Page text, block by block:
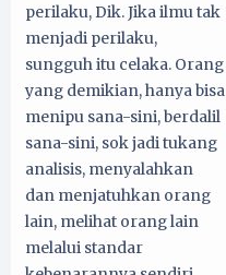
perilaku, Dik. Jika ilmu tak
menjadi perilaku,
sungguh itu celaka. Orang
yang demikian, hanya bisa
menipu sana-sini, berdalil
sana-sini, sok jadi tukang
analisis, menyalahkan
dan menjatuhkan orang
lain, melihat orang lain
melalui standar